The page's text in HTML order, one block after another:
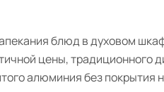
блюд в духовом
цены, традиционного
алюминия без